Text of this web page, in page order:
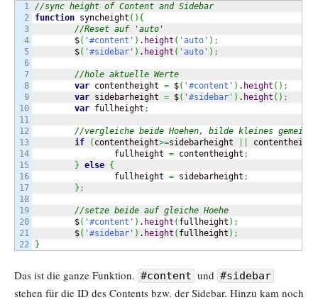
1
2
3
4
5
6
7
8
9
10
11
12
13
14
15
16
17
18
19
20
21
//sync height of Content and Sidebar
function syncheight ( ) {
//Reset auf 'auto'
	$
( '#content' ) . height ( 'auto' ) ;
	$
( '#sidebar' ) . height ( 'auto' ) ;
//hole aktuelle Werte
var contentheight = $( '#content' ) . height ( ) ;
var sidebarheight = $( '#sidebar' ) . height ( ) ;
var fullheight ;
//vergleiche beide Hoehen, bilde kleines
if
( contentheight>=sidebarheight
contentheight
		fullheight
= contentheight ;
} else {
		fullheight
= sidebarheight ;
} ;
//setze beide auf gleiche Hoehe
	$
( '#content' ) . height ( fullheight ) ;
	$
( '#sidebar' ) . height ( fullheight ) ;
}
Das ist die ganze Funktion. #content und #sidebar
stehen für die ID des Contents bzw. der Sidebar. Hinzu kam noch